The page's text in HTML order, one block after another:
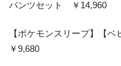
パンツセット ￥14,960
【ポケモンスリープ】【
￥9,680